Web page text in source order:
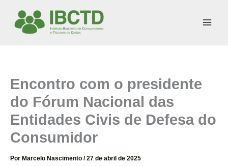
Encontro com o presidente
do Fórum Nacional das
Entidades Civis de Defesa do
Consumidor
Por Marcelo Nascimento /27 de abril de 2025